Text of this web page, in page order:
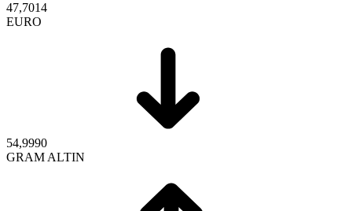
47,7014
EURO
54,9990
GRAM ALTIN